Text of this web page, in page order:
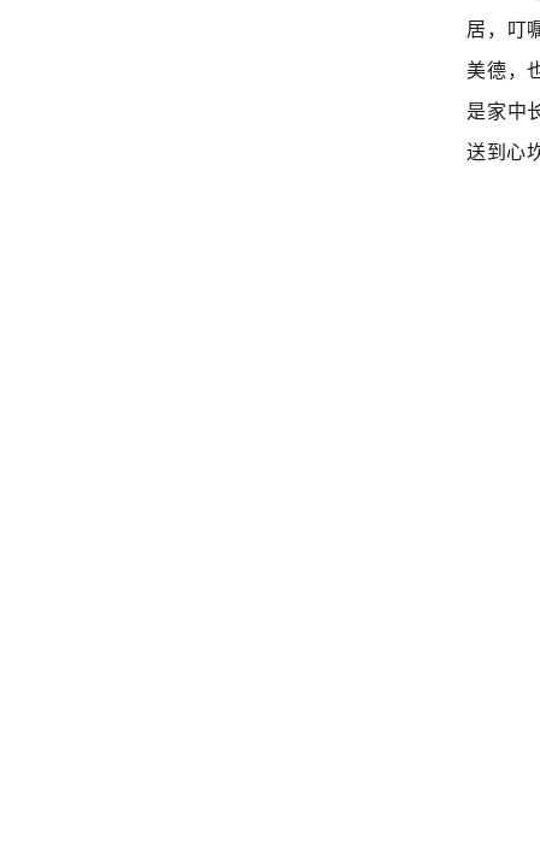
居，叮
美德，
是家中
送到心